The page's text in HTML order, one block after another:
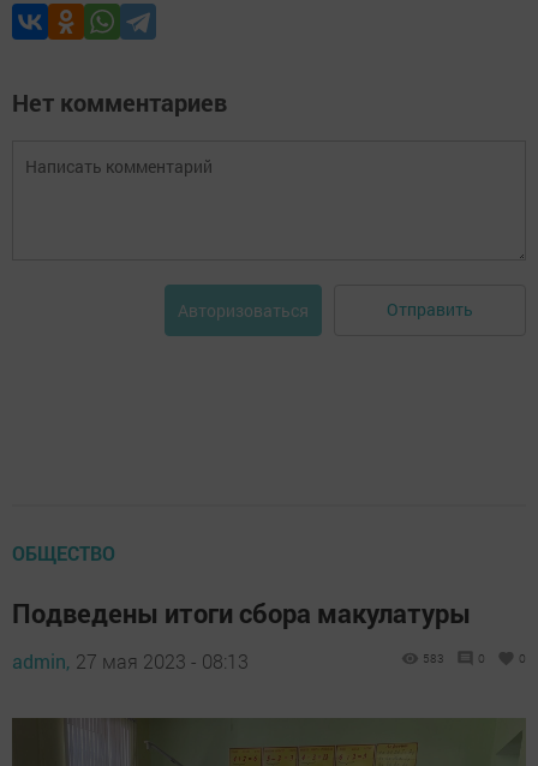
Нет комментариев
Авторизоваться Отправить
ОБЩЕСТВО
Подведены итоги сбора макулатуры
admin, 27 мая 2023 - 08:13 583 0 0